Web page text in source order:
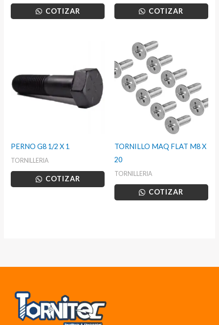
COTIZAR COTIZAR
PERNO G8 1/2 X 1
TORNILLERIA
COTIZAR
TORNILLO MAQ FLAT M8 X
20
TORNILLERIA
COTIZAR